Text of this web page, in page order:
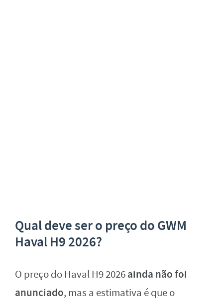
Qual deve ser o preço do GWM
Haval H9 2026?
O preço do Haval H9 2026ainda não foi
anunciado, mas a estimativa é que o